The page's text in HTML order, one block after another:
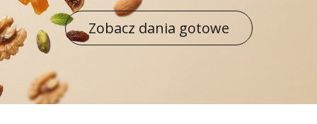
Zobacz dania gotowe